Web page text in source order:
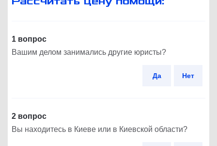
1 вопрос
Вашим делом занимались другие юристы?
Да Нет
2 вопрос
Вы находитесь в Киеве или в Киевской области?